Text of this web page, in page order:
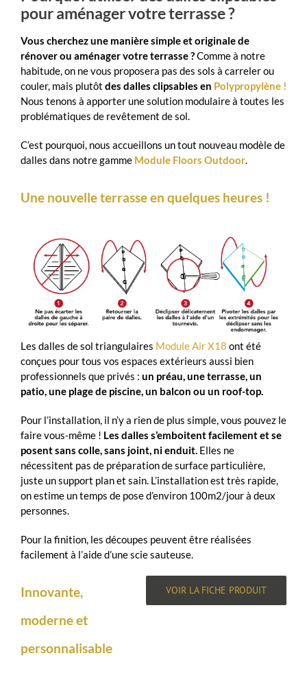
pour aménager votre terrasse ?
Vous cherchez une manière simple et originale de
rénover ou aménager votre terrasse ?Comme à notre
habitude, on ne vous proposera pas des sols à carreler ou
couler, mais plutôt des dalles clipsables en Polypropylène !
Nous tenons à apporter une solution modulaire à toutes les
problématiques de revêtement de sol.
C’est pourquoi, nous accueillons un tout nouveau modèle de
dalles dans notre gamme Module Floors Outdoor.
Une nouvelle terrasse en quelques heures !
Les dalles de sol triangulaires Module Air X18 ont été
conçues pour tous vos espaces extérieurs aussi bien
professionnels que privés : un préau, une terrasse, un
patio, une plage de piscine, un balcon ou un roof-top.
Pour l’installation, il n’y a rien de plus simple, vous pouvez le
faire vous-même ! Les dalles s’emboitent facilement et se
posent sans colle, sans joint, ni enduit. Elles ne
nécessitent pas de préparation de surface particulière,
juste un support plan et sain. L’installation est très rapide,
on estime un temps de pose d’environ 100m2/jour à deux
personnes.
Pour la finition, les découpes peuvent être réalisées
facilement à l’aide d’une scie sauteuse.
VOIR LA FICHE PRODUIT
Innovante,
moderne et
personnalisable